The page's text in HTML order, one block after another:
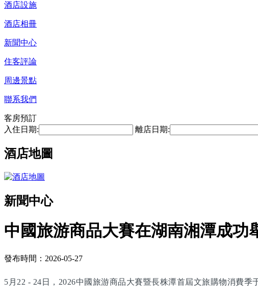
酒店設施
酒店相冊
新聞中心
住客評論
周邊景點
聯系我們
客房預訂
入住日期:
離店日期:
酒店地圖
新聞中心
中國旅游商品大賽在湖南湘潭成功
發布時間：2026-05-27
5月22 - 24日，2026中國旅游商品大賽暨長株潭首屆文旅購物消費季